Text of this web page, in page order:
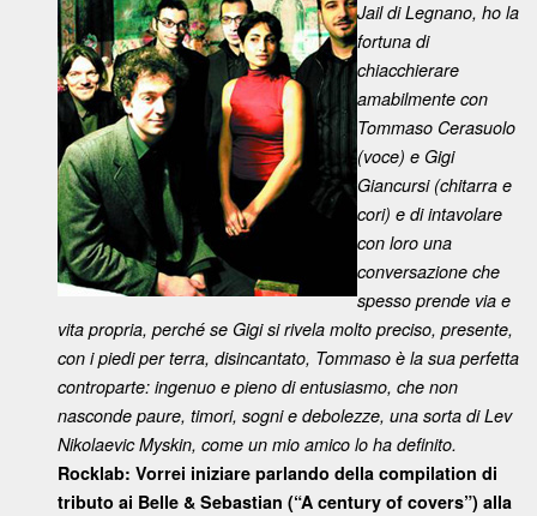
Jail di Legnano, ho la
fortuna di
chiacchierare
amabilmente con
Tommaso Cerasuolo
(voce) e Gigi
Giancursi (chitarra e
cori) e di intavolare
con loro una
conversazione che
spesso prende via e
vita propria, perché se Gigi si rivela molto preciso, presente,
con i piedi per terra, disincantato, Tommaso è la sua perfetta
controparte: ingenuo e pieno di entusiasmo, che non
nasconde paure, timori, sogni e debolezze, una sorta di Lev
Nikolaevic Myskin, come un mio amico lo ha definito.
Rocklab: Vorrei iniziare parlando della compilation di
tributo ai Belle & Sebastian (“A century of covers”) alla